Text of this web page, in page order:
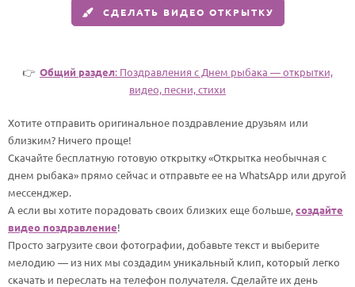
По именам
СДЕЛАТЬ ВИДЕО ОТКРЫТКУ
👉 Общий раздел: Поздравления с Днем рыбака — открытки,
видео, песни, стихи
Хотите отправить оригинальное поздравление друзьям или
близким? Ничего проще!
Скачайте бесплатную готовую открытку «Открытка необычная с
днем рыбака» прямо сейчас и отправьте ее на WhatsApp или другой
мессенджер.
А если вы хотите порадовать своих близких еще больше,создайте
видео поздравление!
Просто загрузите свои фотографии, добавьте текст и выберите
мелодию — из них мы создадим уникальный клип, который легко
скачать и переслать на телефон получателя. Сделайте их день